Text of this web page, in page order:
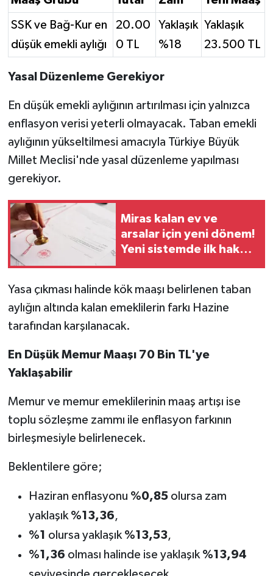
SSK ve Bağ-Kur en
düşük emekli aylığı
20.00
0 TL
Yaklaşık
%18
Yaklaşık
23.500 TL
Yasal Düzenleme Gerekiyor
En düşük emekli aylığının artırılması için yalnızca
enflasyon verisi yeterli olmayacak. Taban emekli
aylığının yükseltilmesi amacıyla Türkiye Büyük
Millet Meclisi'nde yasal düzenleme yapılması
gerekiyor.
Miras kalan ev ve
arsalar için yeni dönem!
Yeni sistemde ilk hak
Yasa çıkması halinde kök maaşı belirlenen taban
aylığın altında kalan emeklilerin farkı Hazine
tarafından karşılanacak.
En Düşük Memur Maaşı 70 Bin TL'ye
Yaklaşabilir
Memur ve memur emeklilerinin maaş artışı ise
toplu sözleşme zammı ile enflasyon farkının
birleşmesiyle belirlenecek.
Beklentilere göre;
Haziran enflasyonu %0,85olursa zam
yaklaşık %13,36,
%1 olursa yaklaşık %13,53,
%1,36 olması halinde ise yaklaşık %13,94